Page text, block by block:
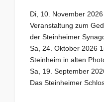
Di, 10. November
Veranstaltung zum
der Steinheimer
Sa, 24. Oktober 2026
Steinheim in alten
Sa, 19. September
Das Steinheimer